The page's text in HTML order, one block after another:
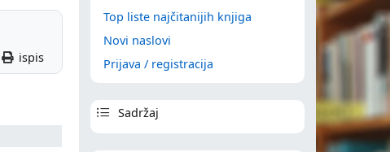
ispis
Top liste najčitanijih knjiga
Novi naslovi
Prijava / registracija
Sadržaj